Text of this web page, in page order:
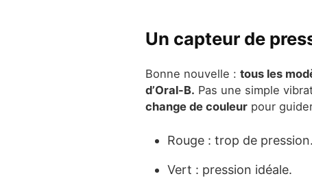
Un capteur de
Bonne nouvelle : tous les
d’Oral-B. Pas une simple
change de couleur pour
Rouge : trop de pression.
Vert : pression idéale.